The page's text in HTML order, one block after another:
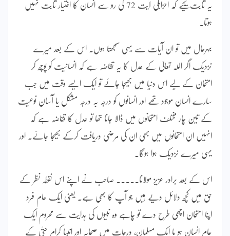
یہ ثابت کیجیے کہ احزابکی آیت 72 کی رو سے انسان کا اختیار ثابت نہیں
ہوتا۔
بہرحال میں تو ان آیات سے یہی سمجھتا ہوں۔ اس کے بعد میرے
نزدیک اگر اللہ تعالیٰ کے عدل کا یہ تقاضہ ہے کہ انسانیت کو پوچھ کر
امتحان کے لیے اس دنیا میں بھیجا جائے تو ایک ایسے وقت میں جب
سارے انسان موجود تھے اور انسانوں کو درجہ بہ درجہ مشکل یا آسان نوعیت
کے تین چار مختلف امتحانوں میں ڈالا جانا تھا تو عدل کا تقاضہ ہے کہ
انہیں ان امتحانوں میں بھی ان کی مرضی دریافت کرکے بھیجا جائے۔ اور
یہی میرے نزدیک ہوا ہوگا۔
اس کے بعد برادر عزیز مولانا۔۔۔۔۔ صاحب نے اپنے اس نقطہ نظر کے
حق میں کچھ دلائل دیے ہیں جو آپ کا بھی ہے۔ یعنی ایک عام فرد
اپنا امتحان اچھی طرح دے تو چاہے وہ نبیوں کی ہدایت سے محروم ایک
عام انسان ہو یا ایک مسلمان، درجات میں صحابہ اور انبیا کرام حتیٰ کے